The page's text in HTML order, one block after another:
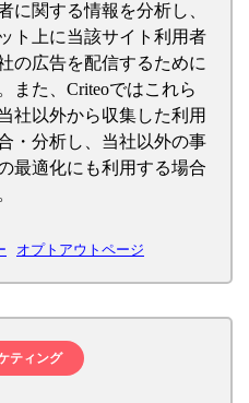
に関する情報を分析し、
ト上に当該サイト利用者
の広告を配信するために
また、Criteoではこれら
社以外から収集した利用
・分析し、当社以外の事
最適化にも利用する場合
オプトアウトページ
ティング